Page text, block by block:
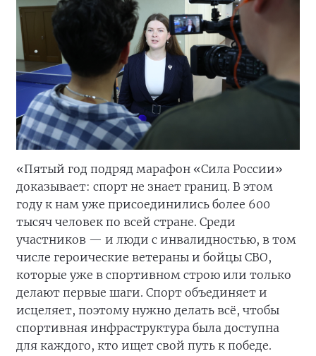
«Пятый год подряд марафон «Сила России»
доказывает: спорт не знает границ. В этом
году к нам уже присоединились более 600
тысяч человек по всей стране. Среди
участников — и люди с инвалидностью, в том
числе героические ветераны и бойцы СВО,
которые уже в спортивном строю или только
делают первые шаги. Спорт объединяет и
исцеляет, поэтому нужно делать всё, чтобы
спортивная инфраструктура была доступна
для каждого, кто ищет свой путь к победе.